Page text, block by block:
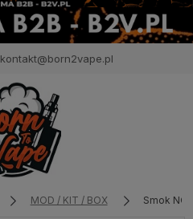
kontakt@born2vape.pl
MOD / KIT / BOX Smok